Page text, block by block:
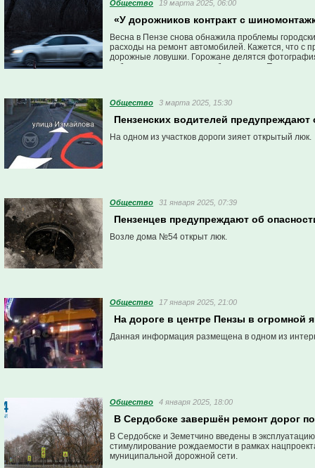
Общество 19 марта 2025, 06:00
«У дорожников контракт с
Весна в Пензе снова обнажила проблемы
расходы на ремонт автомобилей. Кажется, что с
дорожные ловушки. Горожане делятся
собрали список самых проблемных ям Пензы,
Общество 3 марта 2025, 15:30
Пензенских водителей
На одном из участков дороги зияет открытый люк.
Общество 31 января 2025, 07:39
Пензенцев предупреждают об
Возле дома №54 открыт люк.
Общество 17 января 2025, 21:00
На дороге в центре Пензы в огромной
Данная информация размещена в одном из
Общество 4 января 2025, 18:00
В Сердобске завершён ремонт дорог
В Сердобске и Земетчино введены в
стимулирование рождаемости в рамках
муниципальной дорожной сети.